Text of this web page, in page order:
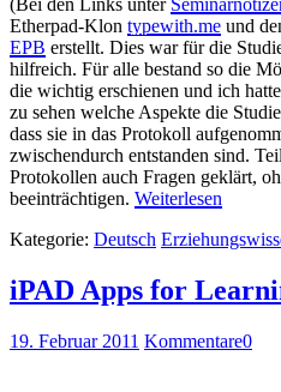
(Bei den Links unter
Etherpad-Klon typewith.me und
EPB erstellt. Dies war für die
hilfreich. Für alle bestand so die
die wichtig erschienen und ich
zu sehen welche Aspekte die
dass sie in das Protokoll
zwischendurch entstanden sind.
Protokollen auch Fragen geklärt,
beeinträchtigen. Weiterlesen
Kategorie: Deutsch
iPAD Apps for
19. Februar 2011 Kommentare0